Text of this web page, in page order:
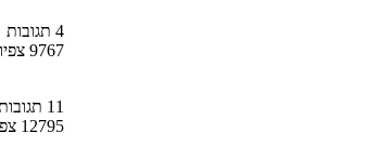
4 תגובות
9767 צפיות
11 תגובות
12795 צפיות